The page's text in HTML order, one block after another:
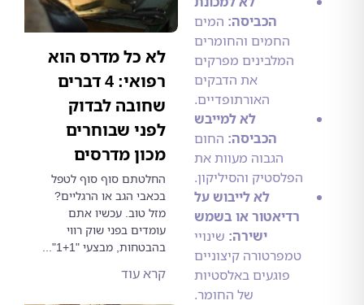
המים
החמים והחומרים
המלבינים מפרקים
את הדבקים
האורתופדיים.
לא למייבש
החום
הגבוה מעוות את
הפלסטיק והסיליקון.
לא לייבוש על
רדיאטור או בשמש
שינויי
טמפרטורה קיצוניים
פוגעים באלסטיות
של החומר.
לא כל מדרס הוא
רפואי: 4 דברים
שחובה לבדוק
לפני שבוחרים
מכון מדרסים
החלטתם סוף סוף לטפל
בכאבי הגב או הרגליים?
מזל טוב. עכשיו אתם
עומדים בפני שוק רווי
בהבטחות, מבצעי "1+1"...
קרא עוד